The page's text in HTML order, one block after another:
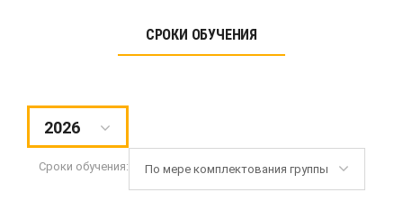
СРОКИ ОБУЧЕНИЯ
2026
Сроки обучения: По мере комплектования группы